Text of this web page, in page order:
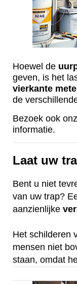
Hoewel de
geven, is het
vierkante
de
Bezoek ook
informatie.
Laat uw
Bent u niet
van uw trap?
aanzienlijke
Het schilderen
mensen niet
staan, omdat